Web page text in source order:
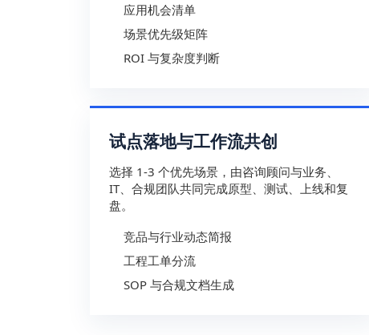
应用机会清单
场景优先级矩阵
ROI 与复杂度判断
试点落地与工作流共创
选择 1-3 个优先场景，由咨询顾问与业务、
IT、合规团队共同完成原型、测试、上线和复
盘。
竞品与行业动态简报
工程工单分流
SOP 与合规文档生成